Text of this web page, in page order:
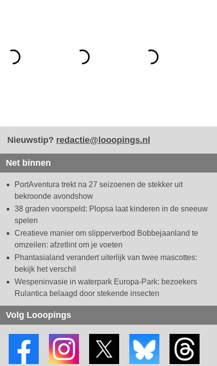
Nieuwstip? redactie@looopings.nl
Net binnen
PortAventura trekt na 27 seizoenen de stekker uit
bekroonde avondshow
38 graden voorspeld: Plopsa laat kinderen in de sneeuw
spelen
Creatieve manier om slipperverbod Bobbejaanland te
omzeilen: afzetlint om je voeten
Phantasialand verandert uiterlijk van twee mascottes:
bekijk het verschil
Wespeninvasie in waterpark Europa-Park: bezoekers
Rulantica belaagd door stekende insecten
Volg Looopings